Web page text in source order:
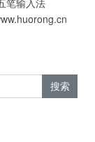
笔输入法